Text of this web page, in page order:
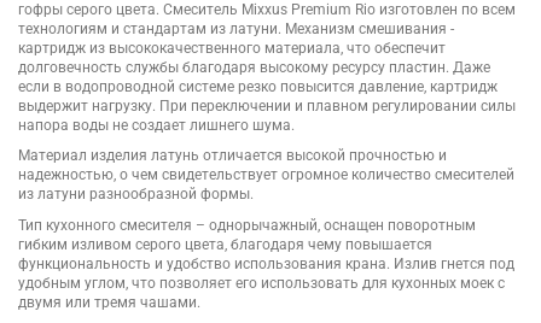
гофры серого цвета. Смеситель Mixxus Premium Rio изготовлен по всем
технологиям и стандартам из латуни. Механизм смешивания -
картридж из высококачественного материала, что обеспечит
долговечность службы благодаря высокому ресурсу пластин. Даже
если в водопроводной системе резко повысится давление, картридж
выдержит нагрузку. При переключении и плавном регулировании силы
напора воды не создает лишнего шума.
Материал изделия латунь отличается высокой прочностью и
надежностью, о чем свидетельствует огромное количество смесителей
из латуни разнообразной формы.
Тип кухонного смесителя – однорычажный, оснащен поворотным
гибким изливом серого цвета, благодаря чему повышается
функциональность и удобство использования крана. Излив гнется под
удобным углом, что позволяет его использовать для кухонных моек с
двумя или тремя чашами.